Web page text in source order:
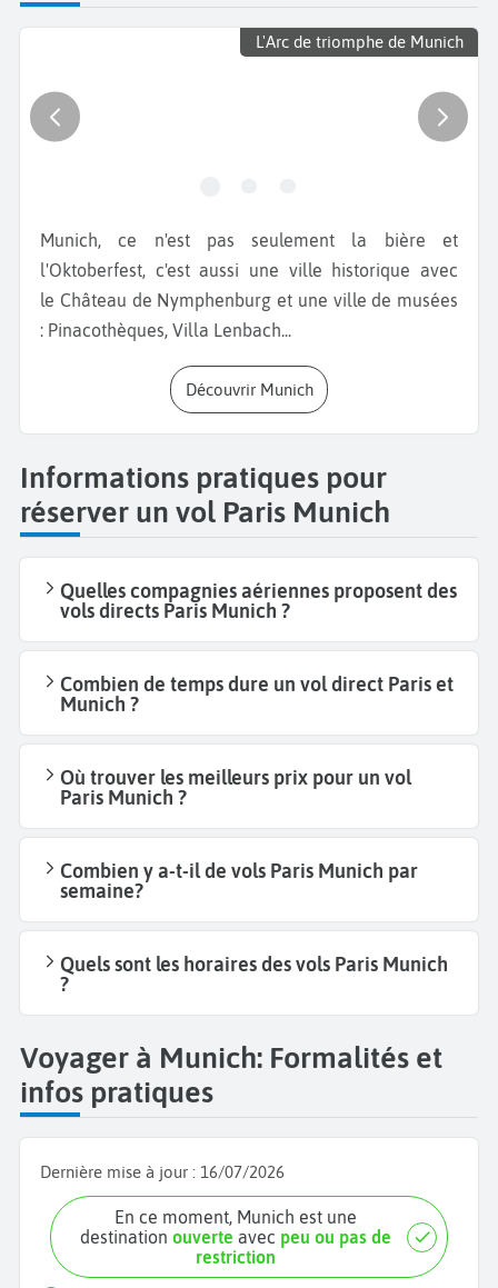
L'Arc de triomphe de Munich
Munich, ce n'est pas seulement la bière et
l'Oktoberfest, c'est aussi une ville historique avec
le Château de Nymphenburg et une ville de musées
: Pinacothèques, Villa Lenbach...
Découvrir Munich
Informations pratiques pour
réserver un vol Paris Munich
Quelles compagnies aériennes proposent des
vols directs Paris Munich ?
Combien de temps dure un vol direct Paris et
Munich ?
Où trouver les meilleurs prix pour un vol
Paris Munich ?
Combien y a-t-il de vols Paris Munich par
semaine?
Quels sont les horaires des vols Paris Munich
?
Voyager à Munich: Formalités et
infos pratiques
Dernière mise à jour : 16/07/2026
En ce moment, Munich est une
destinationouverte avec peu ou pas de
restriction